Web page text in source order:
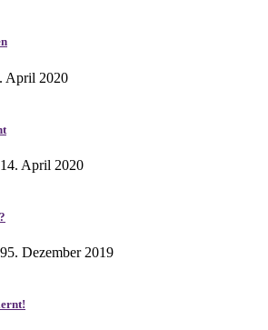
April 2020
14. April 2020
5. Dezember 2019